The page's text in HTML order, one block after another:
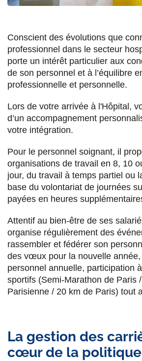
Conscient des évolutions que
professionnel dans le secteur
porte un intérêt particulier aux
de son personnel et à l’équilibre
professionnelle et personnelle.
Lors de votre arrivée à l'Hôpital,
d’un accompagnement
votre intégration.
Pour le personnel soignant, il
organisations de travail en 8, 10
jour, du travail à temps partiel ou
base du volontariat de journées
payées en heures
Attentif au bien-être de ses
organise régulièrement des
rassembler et fédérer son
des vœux pour la nouvelle année,
personnel annuelle, participation
sportifs (Semi-Marathon de Paris
Parisienne / 20 km de Paris) tout
La gestion des
cœur de la politique